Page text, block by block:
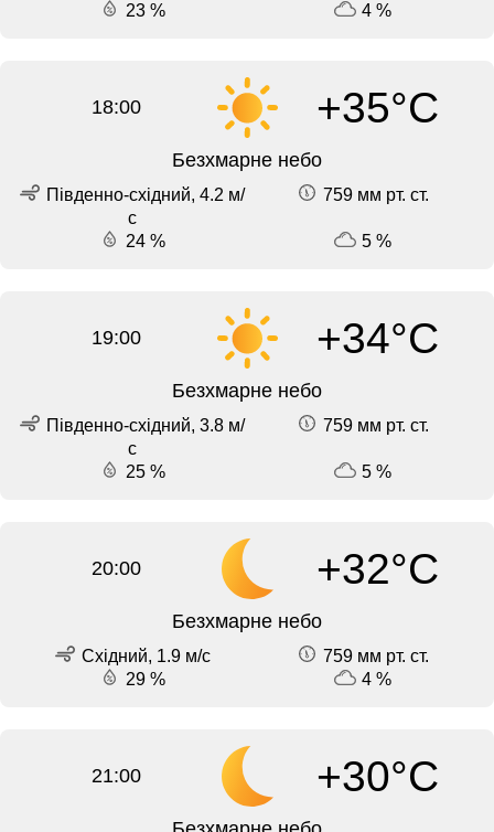
23 %
4 %
18:00 +35°C
Безхмарне небо
Південно-східний, 4.2 м/
с
759 мм рт. ст.
24 % 5 %
19:00 +34°C
Безхмарне небо
Південно-східний, 3.8 м/
с
759 мм рт. ст.
25 % 5 %
20:00 +32°C
Безхмарне небо
Східний, 1.9 м/с
759 мм рт. ст.
29 %
4 %
21:00 +30°C